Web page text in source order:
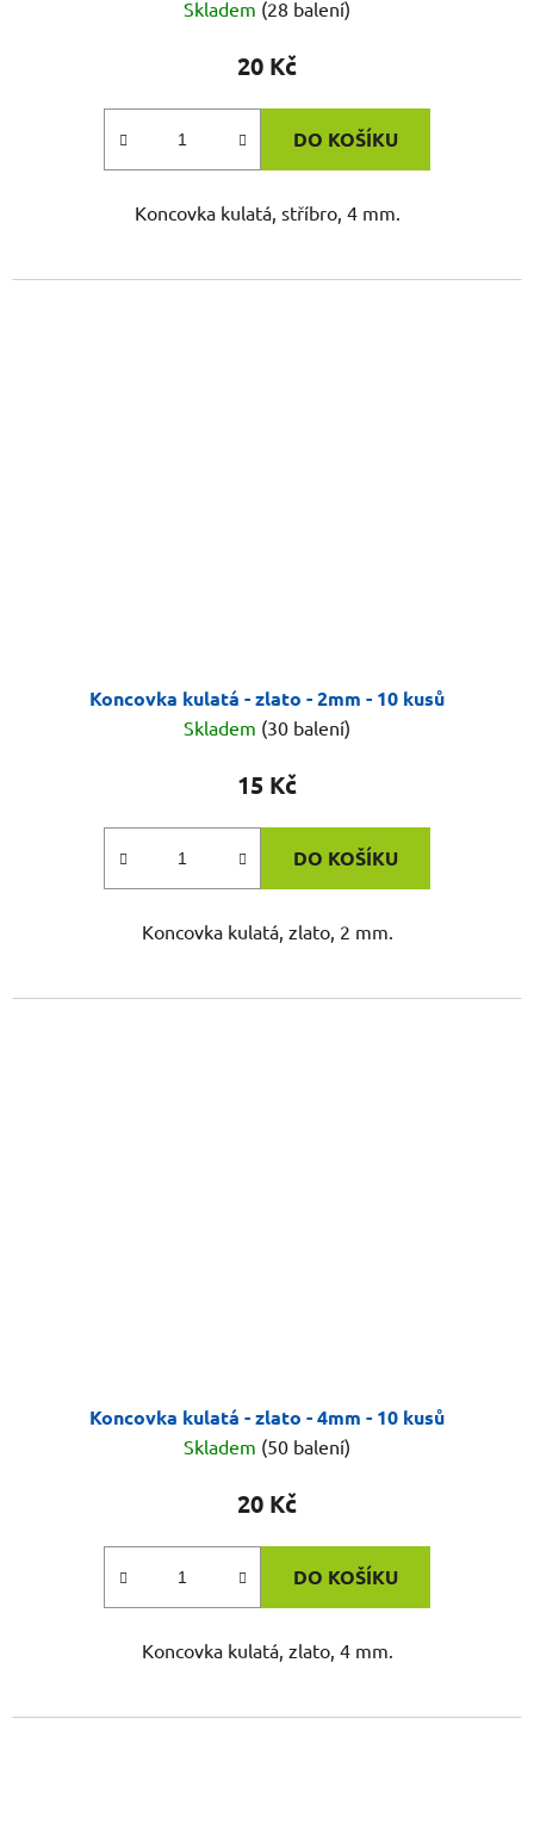
Skladem (28 balení)
20 Kč
DO KOŠÍKU
Koncovka kulatá, stříbro, 4 mm.
Koncovka kulatá - zlato - 2mm - 10 kusů
Skladem (30 balení)
15 Kč
DO KOŠÍKU
Koncovka kulatá, zlato, 2 mm.
Koncovka kulatá - zlato - 4mm - 10 kusů
Skladem (50 balení)
20 Kč
DO KOŠÍKU
Koncovka kulatá, zlato, 4 mm.